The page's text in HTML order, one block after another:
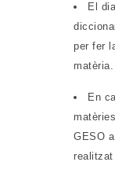
El
per fer
matèria.
En
GESO